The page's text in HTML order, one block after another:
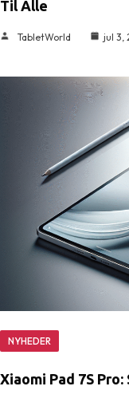
Til Alle
TabletWorld jul 3,
NYHEDER
Xiaomi Pad 7S